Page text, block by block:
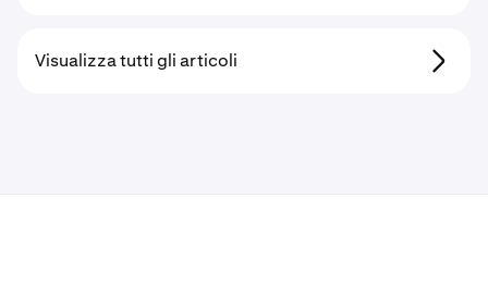
Visualizza tutti gli articoli